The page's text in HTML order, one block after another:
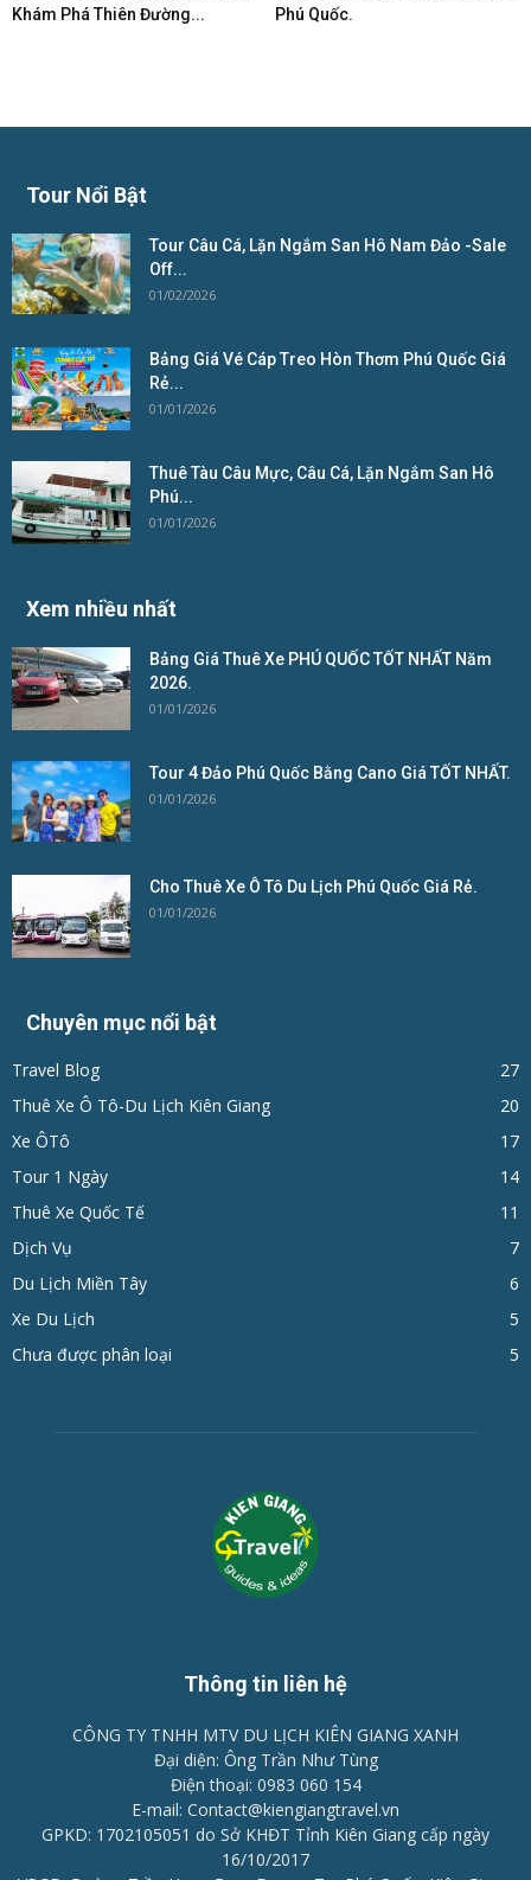
Khám Phá Thiên Đường...
Phú Quốc.
Tour Nổi Bật
Tour Câu Cá, Lặn Ngắm San Hô Nam Đảo -Sale
Off...
01/02/2026
Bảng Giá Vé Cáp Treo Hòn Thơm Phú Quốc Giá
Rẻ...
01/01/2026
Thuê Tàu Câu Mực, Câu Cá, Lặn Ngắm San Hô
Phú...
01/01/2026
Xem nhiều nhất
Bảng Giá Thuê Xe PHÚ QUỐC TỐT NHẤT Năm
2026.
01/01/2026
Tour 4 Đảo Phú Quốc Bằng Cano Giá TỐT NHẤT.
01/01/2026
Cho Thuê Xe Ô Tô Du Lịch Phú Quốc Giá Rẻ.
01/01/2026
Chuyên mục nổi bật
Travel Blog
27
Thuê Xe Ô Tô-Du Lịch Kiên Giang
20
Xe ÔTô
17
Tour 1 Ngày
14
Thuê Xe Quốc Tế
11
Dịch Vụ
7
Du Lịch Miền Tây
6
Xe Du Lịch
5
Chưa được phân loại
5
Thông tin liên hệ
CÔNG TY TNHH MTV DU LỊCH KIÊN GIANG XANH
Đại diện: Ông Trần Như Tùng
Điện thoại: 0983 060 154
E-mail: Contact@kiengiangtravel.vn
GPKD: 1702105051 do Sở KHĐT Tỉnh Kiên Giang cấp ngày
16/10/2017